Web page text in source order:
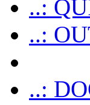
..:
..:
..: